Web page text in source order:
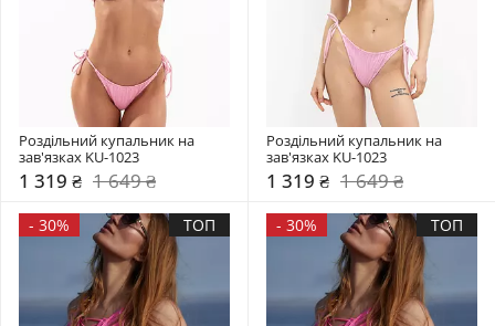
Роздільний купальник на
зав'язках KU-1023
1 319 ₴ 1 649 ₴
Роздільний купальник на
зав'язках KU-1023
1 319 ₴ 1 649 ₴
- 30% ТОП - 30% ТОП